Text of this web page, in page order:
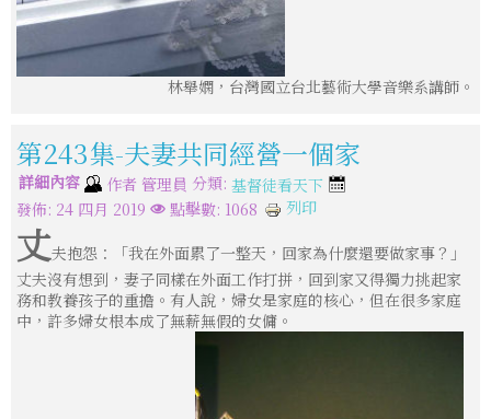
林舉嫻，台灣國立台北藝術大學音樂系講師。
第243集-夫妻共同經營一個家
詳細內容 作者 管理員 分類: 基督徒看天下
發佈: 24 四月 2019
點擊數: 1068 列印
丈夫抱怨：「我在外面累了一整天，回家為什麼還要做家事？」
丈夫沒有想到，妻子同樣在外面工作打拼，回到家又得獨力挑起家
務和教養孩子的重擔。有人說，婦女是家庭的核心，但在很多家庭
中，許多婦女根本成了無薪無假的女傭。